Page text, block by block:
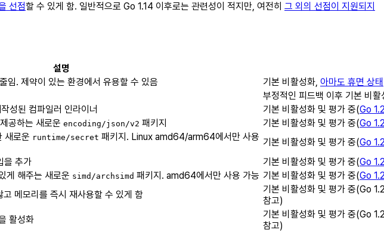
선점할 수 있게 함. 일반적으로 Go 1.14 이후로는 관련성이 적지만, 여전히 그 외의 선점이 지원되지
설명
. 제약이 있는 환경에서 유용할 수 있음 기본 비활성화, 아마도 휴면 상태
부정적인 피드백 이후 기본 비활
성된 컴파일러 인라이너 기본 비활성화 및 평가 중(Go
공하는 새로운 encoding/json/v2 패키지 기본 비활성화 및 평가 중(Go
새로운 runtime/secret 패키지. Linux amd64/arm64에서만 사용 기본 비활성화 및 평가 중(Go
을 추가 기본 비활성화 및 평가 중(Go
게 해주는 새로운 simd/archsimd 패키지. amd64에서만 사용 가능 기본 비활성화 및 평가 중(Go
메모리를 즉시 재사용할 수 있게 함 기본 비활성화 및 평가 중(Go
참고)
활성화 기본 비활성화 및 평가 중(Go
참고)